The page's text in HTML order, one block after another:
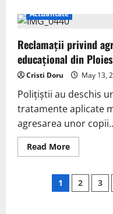
Actualitate
Reclamații privind
educațional din
Cristi Doru May 13,
Polițiștii au deschis
tratamente aplicate
agresarea unor
Read More
1 2 3